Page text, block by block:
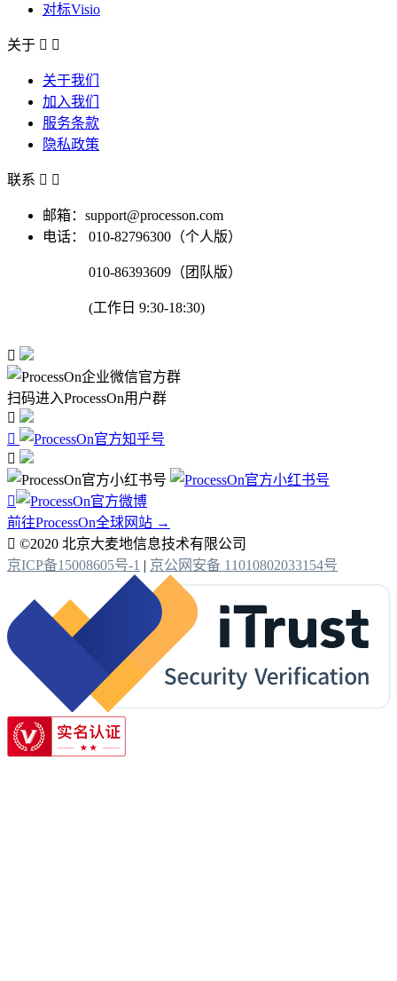
对标Visio
关于  
关于我们
加入我们
服务条款
隐私政策
联系  
邮箱：support@processon.com
电话：
010-82796300（个人版）
010-86393609（团队版）
(工作日 9:30-18:30)

扫码进入ProcessOn用户群




前往ProcessOn全球网站 →
 ©2020 北京大麦地信息技术有限公司
京ICP备15008605号-1 | 京公网安备 11010802033154号